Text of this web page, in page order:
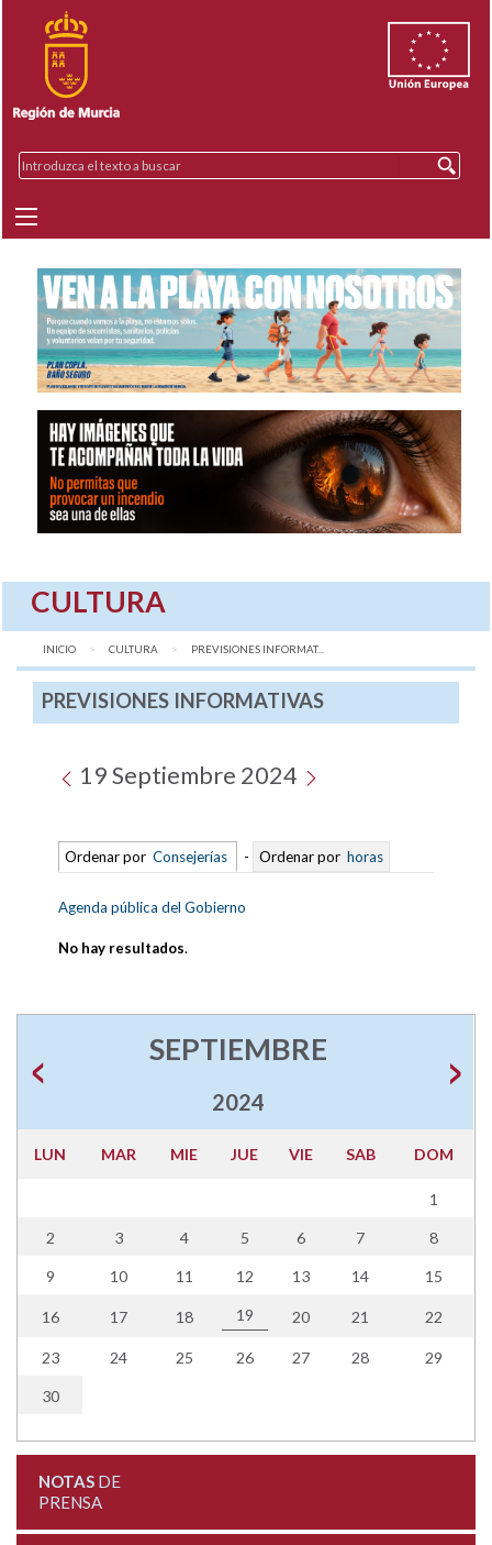
CULTURA
INICIO CULTURA AQUÍ:
PREVISIONES INFORMAT...
PREVISIONES INFORMATIVAS
19 Septiembre 2024
Ordenar por Consejerías - Ordenar por horas
Agenda pública del Gobierno
No hay resultados.
SEPTIEMBRE
2024
LUN MAR MIE JUE VIE SAB DOM
1
2 3 4 5 6 7 8
9 10 11 12 13 14 15
16 17 18 19 20 21 22
23 24 25 26 27 28 29
30
NOTASDE
PRENSA